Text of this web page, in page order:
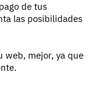
de tus
las posibilidades
web, mejor, ya que